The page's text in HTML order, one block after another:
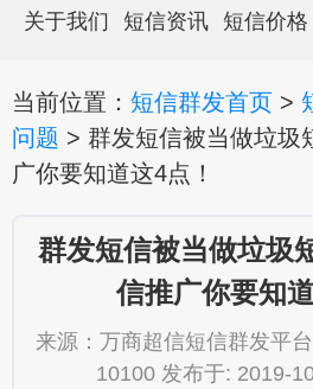
关于我们 短信资讯 短信价格
当前位置： 短信群发首页 >
问题 > 群发短信被当做垃圾
广你要知道这4点！
群发短信被当做垃圾
信推广你要知
来源：万商超信短信群发平
10100 发布于: 2019-